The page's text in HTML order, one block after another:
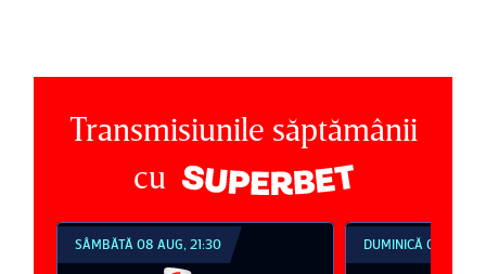
Transmisiunile săptămânii
cu
SÂMBĂTĂ 08 AUG, 21:30 DUMINICĂ 09 AUG,